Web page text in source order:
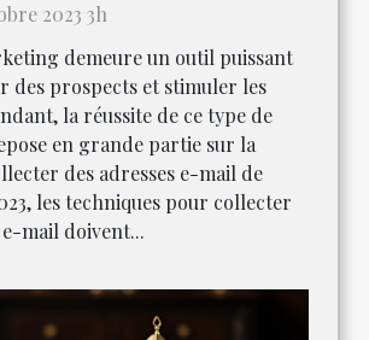
2023 3h
demeure un outil puissant
des prospects et stimuler les
la réussite de ce type de
en grande partie sur la
des adresses e-mail de
les techniques pour collecter
e-mail doivent...